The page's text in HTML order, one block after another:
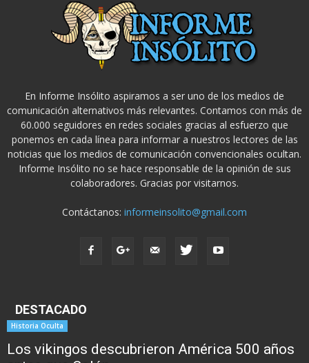
En Informe Insólito aspiramos a ser uno de los medios de
comunicación alternativos más relevantes. Contamos con más de
60.000 seguidores en redes sociales gracias al esfuerzo que
ponemos en cada línea para informar a nuestros lectores de las
noticias que los medios de comunicación convencionales ocultan.
Informe Insólito no se hace responsable de la opinión de sus
colaboradores. Gracias por visitarnos.
Contáctanos: informeinsolito@gmail.com
DESTACADO
Historia Oculta
Los vikingos descubrieron América 500 años